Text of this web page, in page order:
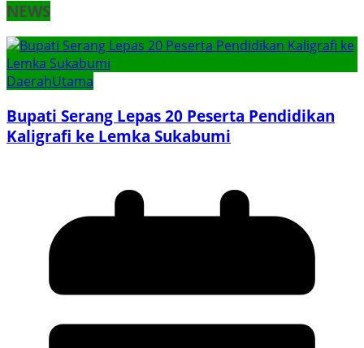
NEWS
DaerahUtama
Bupati Serang Lepas 20 Peserta Pendidikan
Kaligrafi ke Lemka Sukabumi